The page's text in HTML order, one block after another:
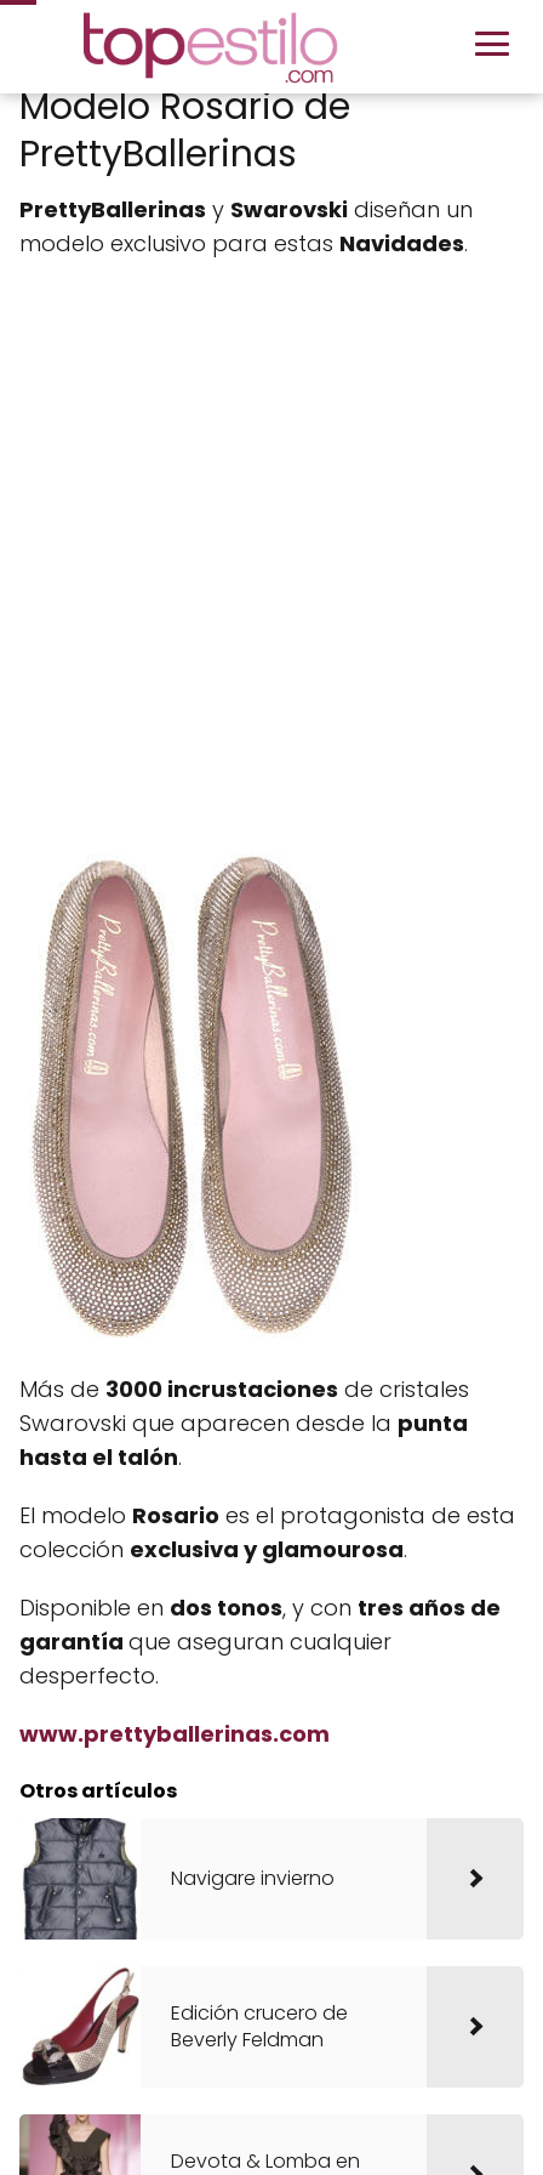
Modelo Rosario de
PrettyBallerinas
PrettyBallerinas y Swarovski diseñan un
modelo exclusivo para estas Navidades.
Más de 3000 incrustaciones de cristales
Swarovski que aparecen desde la punta
hasta el talón.
El modelo Rosario es el protagonista de esta
colección exclusiva y glamourosa.
Disponible en dos tonos, y con tres años de
garantía que aseguran cualquier
desperfecto.
www.prettyballerinas.com
Otros artículos
Navigare invierno
Edición crucero de
Beverly Feldman
Devota & Lomba en